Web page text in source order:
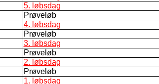
5. løbsdag
Prøveløb
4. løbsdag
Prøveløb
3. løbsdag
Prøveløb
2. løbsdag
Prøveløb
1. løbsdag